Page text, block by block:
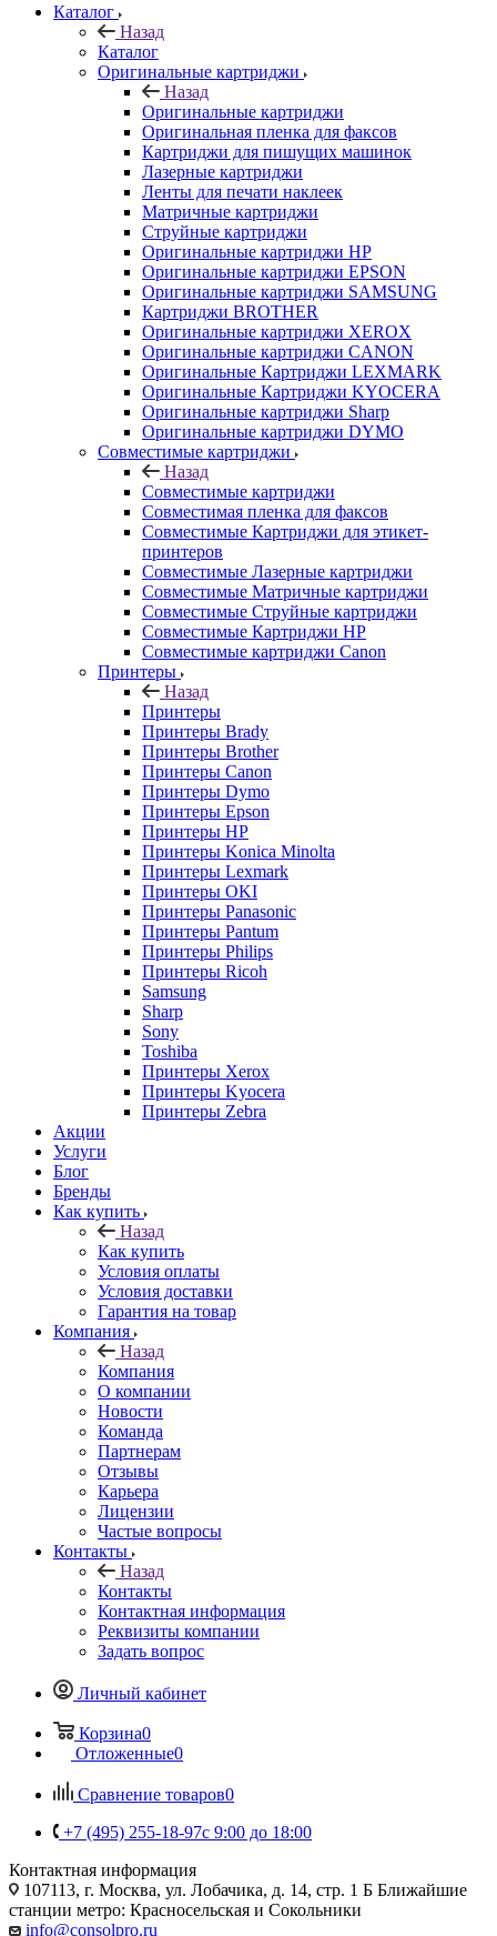
Каталог
Назад
Каталог
Оригинальные картриджи
Назад
Оригинальные картриджи
Оригинальная пленка для факсов
Картриджи для пишущих машинок
Лазерные картриджи
Ленты для печати наклеек
Матричные картриджи
Струйные картриджи
Оригинальные картриджи HP
Оригинальные картриджи EPSON
Оригинальные картриджи SAMSUNG
Картриджи BROTHER
Оригинальные картриджи XEROX
Оригинальные картриджи CANON
Оригинальные Картриджи LEXMARK
Оригинальные Картриджи KYOCERA
Оригинальные картриджи Sharp
Оригинальные картриджи DYMO
Совместимые картриджи
Назад
Совместимые картриджи
Совместимая пленка для факсов
Совместимые Картриджи для этикет-
принтеров
Совместимые Лазерные картриджи
Совместимые Матричные картриджи
Совместимые Струйные картриджи
Совместимые Картриджи HP
Совместимые картриджи Canon
Принтеры
Назад
Принтеры
Принтеры Brady
Принтеры Brother
Принтеры Canon
Принтеры Dymo
Принтеры Epson
Принтеры HP
Принтеры Konica Minolta
Принтеры Lexmark
Принтеры OKI
Принтеры Panasonic
Принтеры Pantum
Принтеры Philips
Принтеры Ricoh
Samsung
Sharp
Sony
Toshiba
Принтеры Xerox
Принтеры Kyocera
Принтеры Zebra
Акции
Услуги
Блог
Бренды
Как купить
Назад
Как купить
Условия оплаты
Условия доставки
Гарантия на товар
Компания
Назад
Компания
О компании
Новости
Команда
Партнерам
Отзывы
Карьера
Лицензии
Частые вопросы
Контакты
Назад
Контакты
Контактная информация
Реквизиты компании
Задать вопрос
Личный кабинет
Корзина0
Отложенные0
Сравнение товаров0
+7 (495) 255-18-97с 9:00 до 18:00
Контактная информация
107113, г. Москва, ул. Лобачика, д. 14, стр. 1 Б Ближайшие
станции метро: Красносельская и Сокольники
info@consolpro.ru